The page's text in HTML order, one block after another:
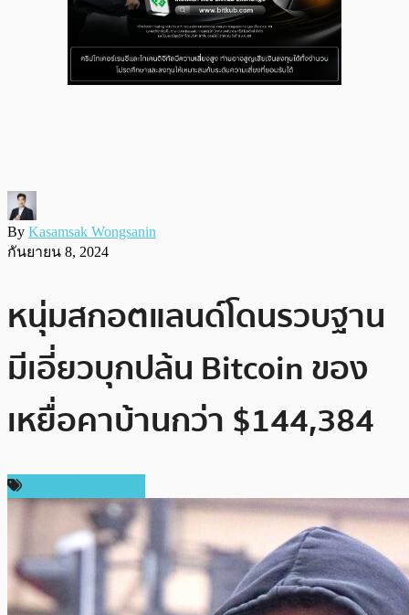
By Kasamsak Wongsanin
กันยายน 8, 2024
หนุ่มสกอตแลนด์โดนรวบฐาน
มีเอี่ยวบุกปล้น Bitcoin ของ
เหยื่อคาบ้านกว่า $144,384